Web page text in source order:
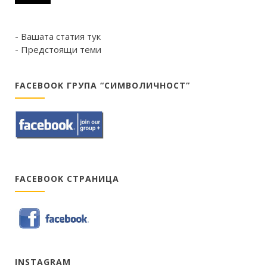
- Вашата статия тук
- Предстоящи теми
FACEBOOK ГРУПА “СИМВОЛИЧНОСТ”
FACEBOOK СТРАНИЦА
INSTAGRAM